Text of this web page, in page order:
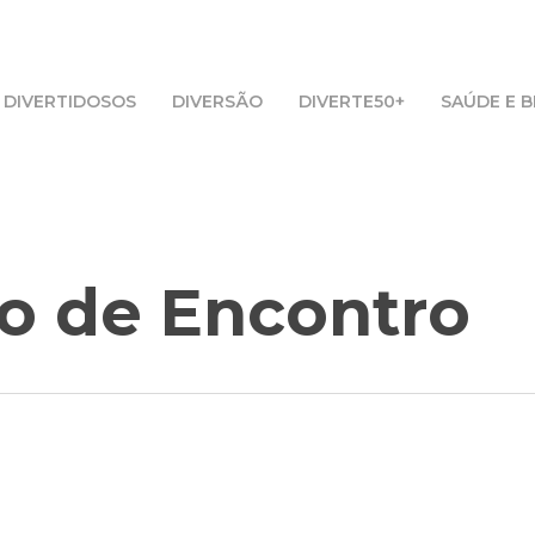
DIVERTIDOSOS DIVERSÃO DIVERTE50+ SAÚDE E
de Encontro